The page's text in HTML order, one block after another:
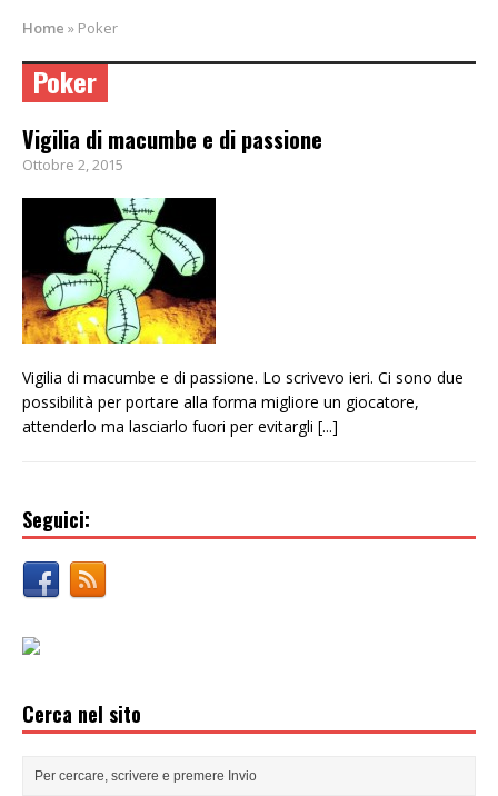
Home » Poker
Poker
Vigilia di macumbe e di passione
Ottobre 2, 2015
Vigilia di macumbe e di passione. Lo scrivevo ieri. Ci sono due
possibilità per portare alla forma migliore un giocatore,
attenderlo ma lasciarlo fuori per evitargli [...]
Seguici:
Cerca nel sito